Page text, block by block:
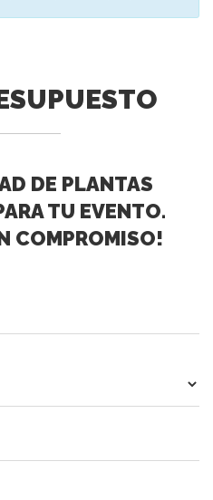
DE PLANTAS
TU EVENTO.
COMPROMISO!